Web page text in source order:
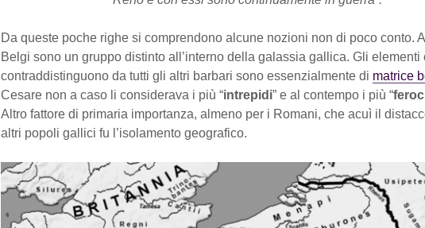
Da queste poche righe si comprendono alcune nozioni non di poco conto.
Belgi sono un gruppo distinto all’interno della galassia gallica. Gli elementi
contraddistinguono da tutti gli altri barbari sono essenzialmente di matrice
Cesare non a caso li considerava i più “intrepidi” e al contempo i più “
Altro fattore di primaria importanza, almeno per i Romani, che acuì il
altri popoli gallici fu l’isolamento geografico.